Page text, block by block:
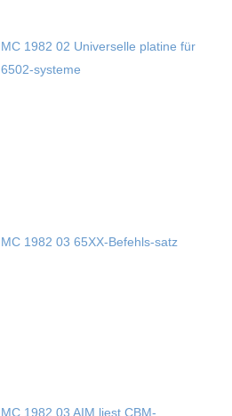
MC 1982 02 Universelle platine für
6502-systeme
MC 1982 03 65XX-Befehls-satz
MC 1982 03 AIM liest CBM-